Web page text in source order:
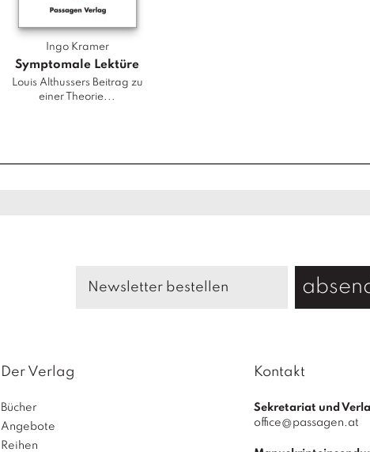
Ingo Kramer
Symptomale Lektüre
Louis Althussers Beitrag zu
einer Theorie...
Der Verlag
Bücher
Angebote
Reihen
Kontakt
Sekretariat und
office@passagen.at